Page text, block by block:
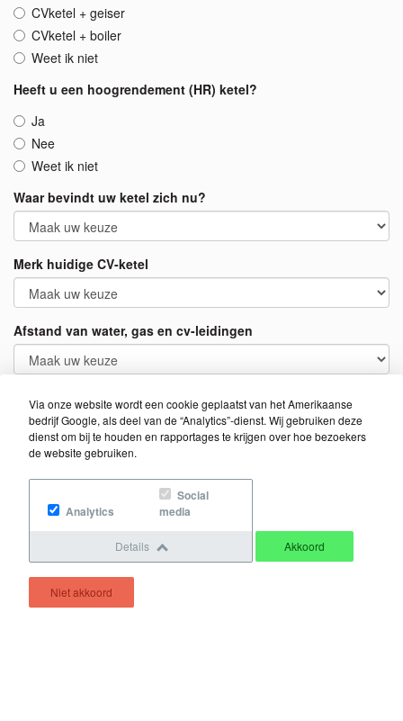
CVketel + geiser
CVketel + boiler
Weet ik niet
Heeft u een hoogrendement (HR) ketel?
Ja
Nee
Weet ik niet
Waar bevindt uw ketel zich nu?
Merk huidige CV-ketel
Afstand van water, gas en cv-leidingen
Heeft u vloerverwarming?
Ja
Nee
Wenst u een nieuwe thermostaat?
Nee
Weet ik niet
Persoonsgegevens
Via onze website wordt een cookie geplaatst van het Amerikaanse
bedrijf Google, als deel van de “Analytics”-dienst. Wij gebruiken deze
dienst om bij te houden en rapportages te krijgen over hoe bezoekers
de website gebruiken.
Analytics
Social
media
Details Akkoord
Niet akkoord